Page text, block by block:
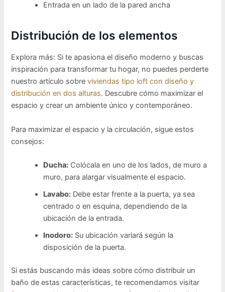
Entrada en un lado de la pared ancha
Distribución de los elementos
Explora más: Si te apasiona el diseño moderno y buscas
inspiración para transformar tu hogar, no puedes perderte
nuestro artículo sobreviviendas tipo loft con diseño y
distribución en dos alturas. Descubre cómo maximizar el
espacio y crear un ambiente único y contemporáneo.
Para maximizar el espacio y la circulación, sigue estos
consejos:
Ducha: Colócala en uno de los lados, de muro a
muro, para alargar visualmente el espacio.
Lavabo: Debe estar frente a la puerta, ya sea
centrado o en esquina, dependiendo de la
ubicación de la entrada.
Inodoro: Su ubicación variará según la
disposición de la puerta.
Si estás buscando más ideas sobre cómo distribuir un
baño de estas características, te recomendamos visitar